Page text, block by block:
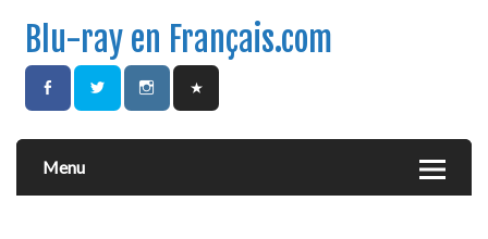
Blu-ray en Français.com
Menu